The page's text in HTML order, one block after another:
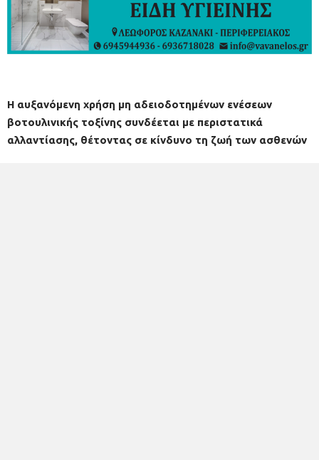
Η αυξανόμενη χρήση μη αδειοδοτημένων ενέσεων
βοτουλινικής τοξίνης συνδέεται με περιστατικά
αλλαντίασης, θέτοντας σε κίνδυνο τη ζωή των ασθενών